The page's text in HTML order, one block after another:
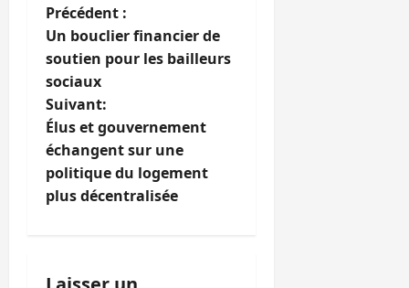
N
a
v
i
g
a
Précédent :
Un bouclier financier de
soutien pour les bailleurs
sociaux
Suivant:
Élus et gouvernement
échangent sur une
politique du logement
plus décentralisée